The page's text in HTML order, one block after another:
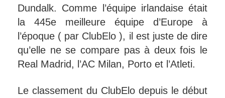
Dundalk. Comme l’équipe irlandaise était
la 445e meilleure équipe d’Europe à
l’époque ( par ClubElo ), il est juste de dire
qu’elle ne se compare pas à deux fois le
Real Madrid, l’AC Milan, Porto et l’Atleti.
Le classement du ClubElo depuis le début